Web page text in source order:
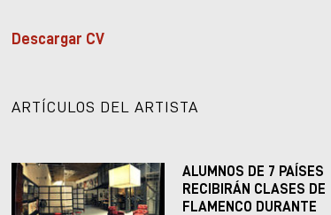
Descargar CV
ARTÍCULOS DEL ARTISTA
ALUMNOS DE 7 PAÍSES
RECIBIRÁN CLASES DE
FLAMENCO DURANTE